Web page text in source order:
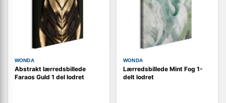
WONDA
Abstrakt lærredsbillede
Faraos Guld 1 del lodret
WONDA
Lærredsbillede Mint Fog 1-
delt lodret